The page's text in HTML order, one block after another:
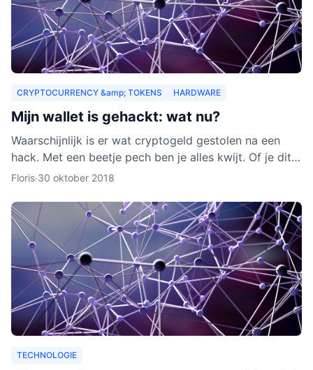
CRYPTOCURRENCY &amp; TOKENS HARDWARE
Mijn wallet is gehackt: wat nu?
Waarschijnlijk is er wat cryptogeld gestolen na een
hack. Met een beetje pech ben je alles kwijt. Of je dit
nog terug kunt krijgen, leggen we je uit in dit arti
Floris·30 oktober 2018
TECHNOLOGIE